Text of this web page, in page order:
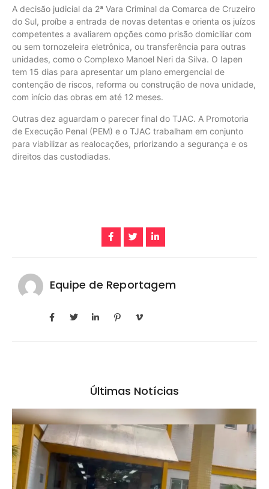
A decisão judicial da 2ª Vara Criminal da Comarca de Cruzeiro
do Sul, proíbe a entrada de novas detentas e orienta os juízos
competentes a avaliarem opções como prisão domiciliar com
ou sem tornozeleira eletrônica, ou transferência para outras
unidades, como o Complexo Manoel Neri da Silva. O Iapen
tem 15 dias para apresentar um plano emergencial de
contenção de riscos, reforma ou construção de nova unidade,
com início das obras em até 12 meses.
Outras dez aguardam o parecer final do TJAC. A Promotoria
de Execução Penal (PEM) e o TJAC trabalham em conjunto
para viabilizar as realocações, priorizando a segurança e os
direitos das custodiadas.
Equipe de Reportagem
Últimas Notícias